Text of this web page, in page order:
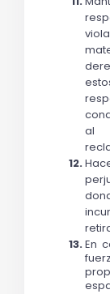
al
En